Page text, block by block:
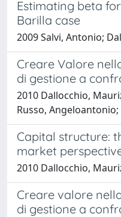
Estimating beta
Barilla case
2009 Salvi, Antonio;
Creare Valore
di gestione a
2010 Dallocchio,
Russo,
Capital structure:
market
2010 Dallocchio,
Creare valore
di gestione a